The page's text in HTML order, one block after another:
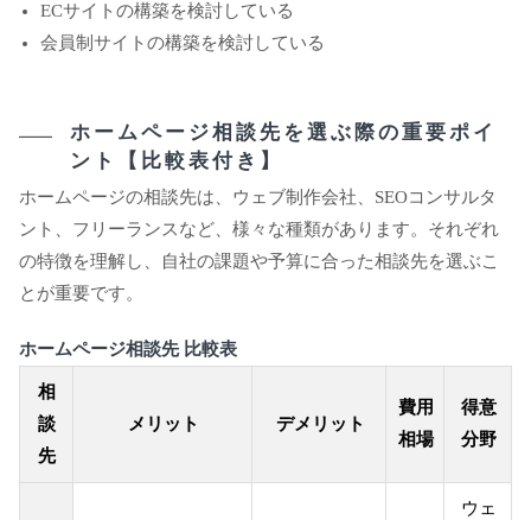
ECサイトの構築を検討している
会員制サイトの構築を検討している
ホームページ相談先を選ぶ際の重要ポイ
ント【比較表付き】
ホームページの相談先は、ウェブ制作会社、SEOコンサルタ
ント、フリーランスなど、様々な種類があります。それぞれ
の特徴を理解し、自社の課題や予算に合った相談先を選ぶこ
とが重要です。
ホームページ相談先 比較表
相
談
先
メリット デメリット
費用
相場
得意
分野
ウェ